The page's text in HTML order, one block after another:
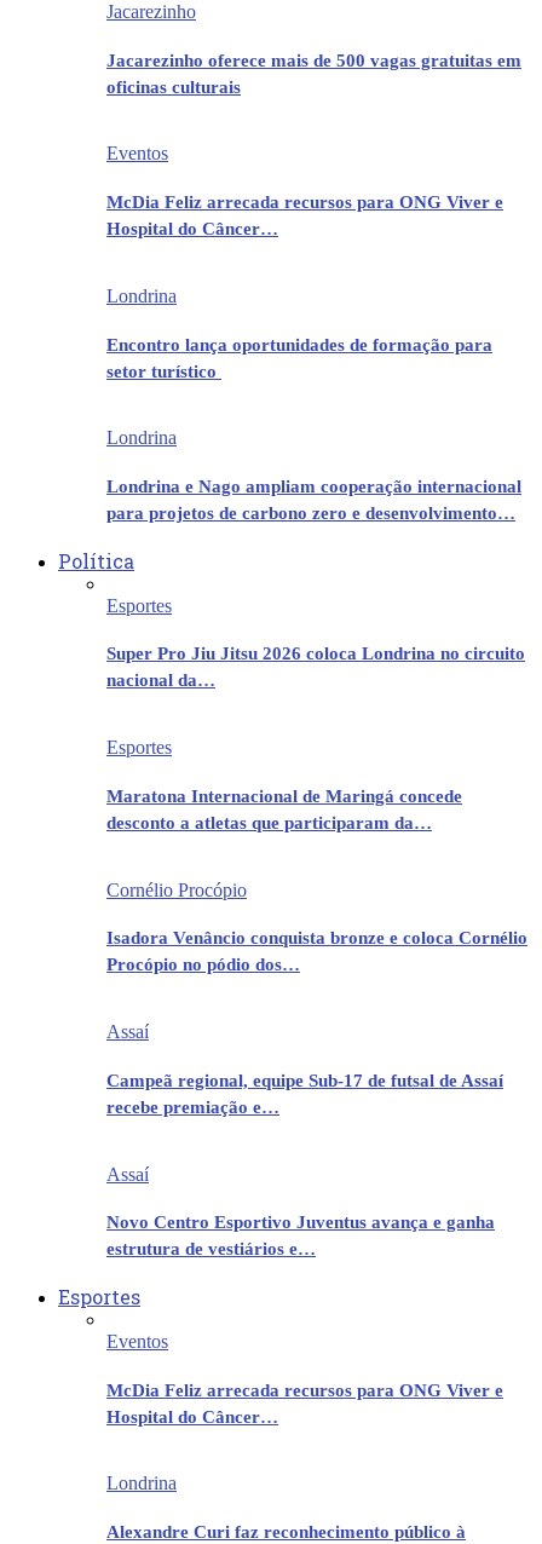
Jacarezinho
Jacarezinho oferece mais de 500 vagas gratuitas em
oficinas culturais
Eventos
McDia Feliz arrecada recursos para ONG Viver e
Hospital do Câncer…
Londrina
Encontro lança oportunidades de formação para
setor turístico
Londrina
Londrina e Nago ampliam cooperação internacional
para projetos de carbono zero e desenvolvimento…
Política
Esportes
Super Pro Jiu Jitsu 2026 coloca Londrina no circuito
nacional da…
Esportes
Maratona Internacional de Maringá concede
desconto a atletas que participaram da…
Cornélio Procópio
Isadora Venâncio conquista bronze e coloca Cornélio
Procópio no pódio dos…
Assaí
Campeã regional, equipe Sub-17 de futsal de Assaí
recebe premiação e…
Assaí
Novo Centro Esportivo Juventus avança e ganha
estrutura de vestiários e…
Esportes
Eventos
McDia Feliz arrecada recursos para ONG Viver e
Hospital do Câncer…
Londrina
Alexandre Curi faz reconhecimento público à